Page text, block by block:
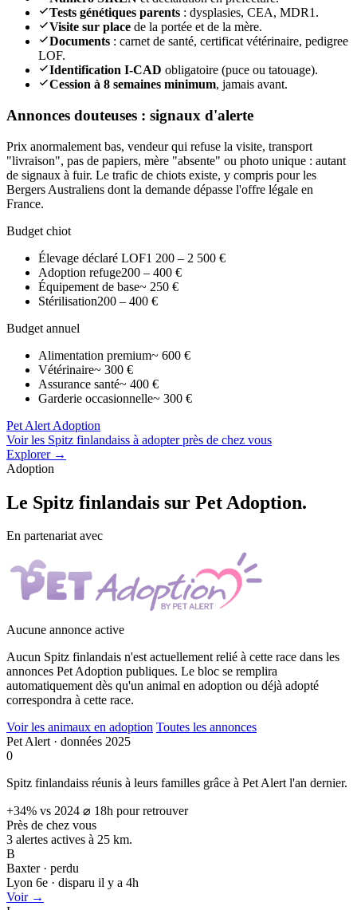
Tests génétiques parents : dysplasies, CEA, MDR1.
Visite sur place de la portée et de la mère.
Documents : carnet de santé, certificat vétérinaire, pedigree
LOF.
Identification I-CAD obligatoire (puce ou tatouage).
Cession à 8 semaines minimum, jamais avant.
Annonces douteuses : signaux d'alerte
Prix anormalement bas, vendeur qui refuse la visite, transport
"livraison", pas de papiers, mère "absente" ou photo unique : autant
de signaux à fuir. Le trafic de chiots existe, y compris pour les
Bergers Australiens dont la demande dépasse l'offre légale en
France.
Budget chiot
Élevage déclaré LOF1 200 – 2 500 €
Adoption refuge200 – 400 €
Équipement de base~ 250 €
Stérilisation200 – 400 €
Budget annuel
Alimentation premium~ 600 €
Vétérinaire~ 300 €
Assurance santé~ 400 €
Garderie occasionnelle~ 300 €
Pet Alert Adoption
Voir les Spitz finlandaiss à adopter près de chez vous
Explorer →
Adoption
Le Spitz finlandais sur Pet Adoption.
En partenariat avec
Aucune annonce active
Aucun Spitz finlandais n'est actuellement relié à cette race dans les
annonces Pet Adoption publiques. Le bloc se remplira
automatiquement dès qu'un animal en adoption ou déjà adopté
correspondra à cette race.
Voir les animaux en adoption Toutes les annonces
Pet Alert · données 2025
0
Spitz finlandaiss réunis à leurs familles grâce à Pet Alert l'an dernier.
+34% vs 2024 ⌀ 18h pour retrouver
Près de chez vous
3 alertes actives à 25 km.
B
Baxter · perdu
Lyon 6e · disparu il y a 4h
Voir →